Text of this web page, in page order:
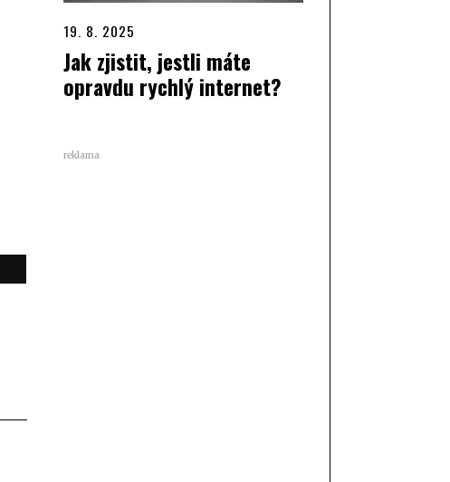
19. 8. 2025
Jak zjistit, jestli máte
opravdu rychlý internet?
reklama